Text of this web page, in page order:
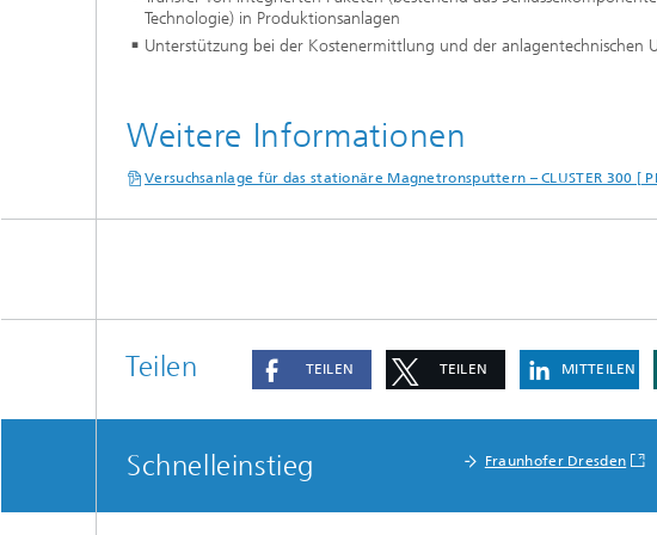
Technologie) in Produktionsanlagen
Unterstützung bei der Kostenermittlung und der anlagentechnischen
Weitere Informationen
Versuchsanlage für das stationäre Magnetronsputtern – CLUSTER 300 [
Teilen TEILEN TEILEN MITTEILEN
Schnelleinstieg Fraunhofer Dresden